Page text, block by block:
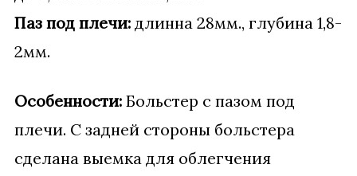
Паз под плечи: длинна 28мм., глубина 1,8-
2мм.
Особенности: Больстер с пазом под
плечи. С задней стороны больстера
сделана выемка для облегчения